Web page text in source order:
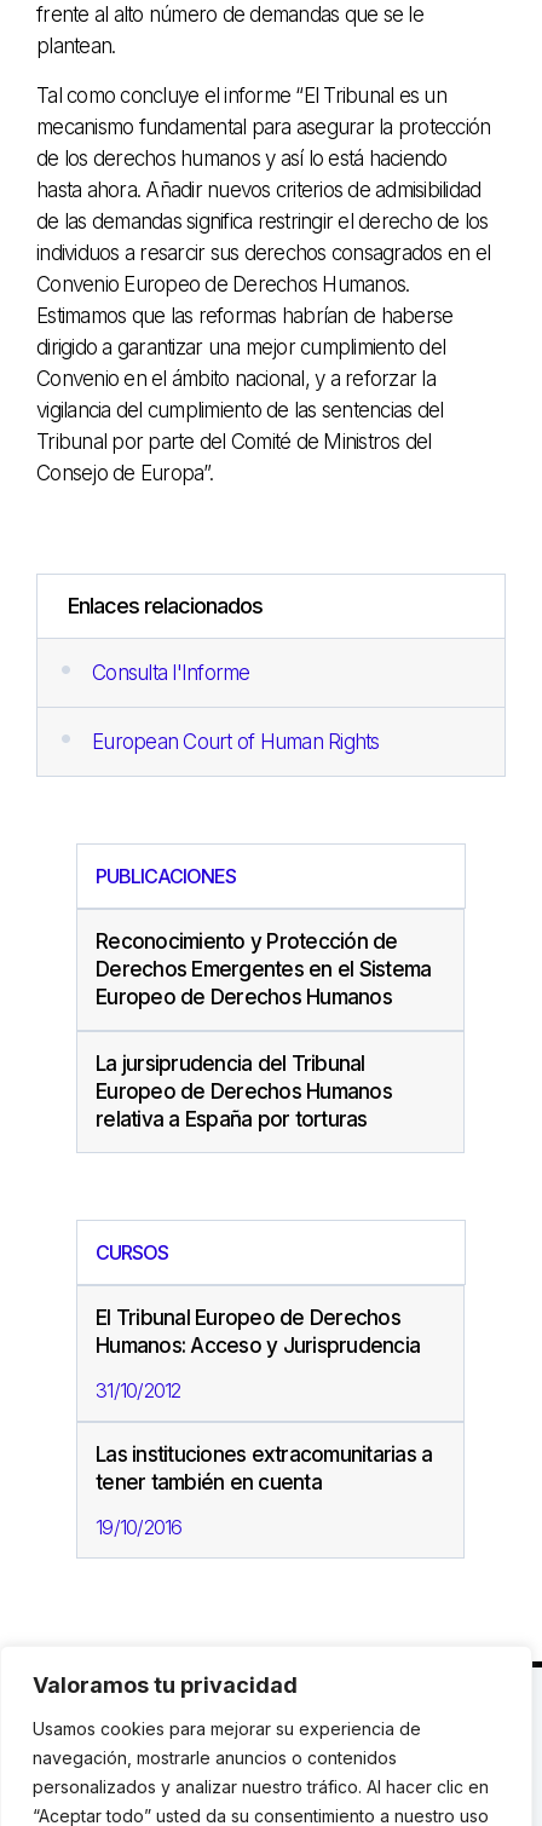
Valoramos tu privacidad
Usamos cookies para mejorar su experiencia de
navegación, mostrarle anuncios o contenidos
personalizados y analizar nuestro tráfico. Al hacer clic en
“Aceptar todo” usted da su consentimiento a nuestro uso
frente al alto número de demandas que se le
plantean.
Tal como concluye el informe “El Tribunal es un
mecanismo fundamental para asegurar la protección
de los derechos humanos y así lo está haciendo
hasta ahora. Añadir nuevos criterios de admisibilidad
de las demandas significa restringir el derecho de los
individuos a resarcir sus derechos consagrados en el
Convenio Europeo de Derechos Humanos.
Estimamos que las reformas habrían de haberse
dirigido a garantizar una mejor cumplimiento del
Convenio en el ámbito nacional, y a reforzar la
vigilancia del cumplimiento de las sentencias del
Tribunal por parte del Comité de Ministros del
Consejo de Europa”.
Enlaces relacionados
Consulta l'Informe
European Court of Human Rights
PUBLICACIONES
Reconocimiento y Protección de
Derechos Emergentes en el Sistema
Europeo de Derechos Humanos
La jursiprudencia del Tribunal
Europeo de Derechos Humanos
relativa a España por torturas
CURSOS
El Tribunal Europeo de Derechos
Humanos: Acceso y Jurisprudencia
31/10/2012
Las instituciones extracomunitarias a
tener también en cuenta
19/10/2016
C. Avinyó 44, 2n | 08002 Barcelona |T.: +34 93
119 03 72|institut@idhc.org
© Institut de Drets Humans de Catalunya.